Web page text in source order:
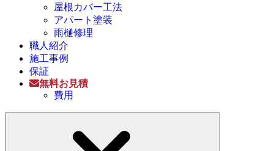
屋根カバー工法
アパート塗装
雨樋修理
職人紹介
施工事例
保証
無料お見積
費用